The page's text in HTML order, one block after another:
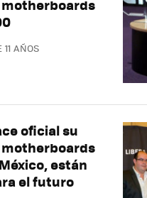
11 AÑOS
oficial su
están
el futuro